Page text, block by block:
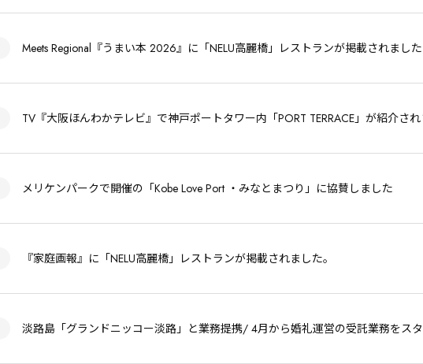
Meets Regional『うまい本 2026』に「NELU高麗橋」レストランが掲載されました
TV『大阪ほんわかテレビ』で神戸ポートタワー内「PORT TERRACE」が紹介さ
メリケンパークで開催の「Kobe Love Port ・みなとまつり」に協賛しました
『家庭画報』に「NELU高麗橋」レストランが掲載されました。
淡路島「グランドニッコー淡路」と業務提携/ 4月から婚礼運営の受託業務をス